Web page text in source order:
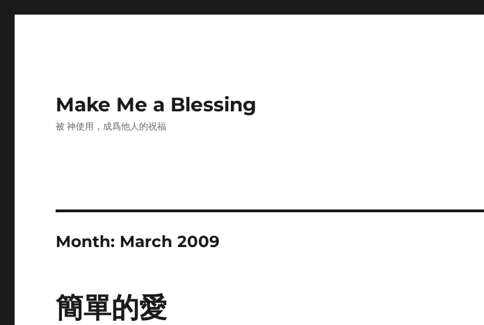
Make Me a Blessing
被 神使用，成爲他人的祝福
Month: March 2009
簡單的愛